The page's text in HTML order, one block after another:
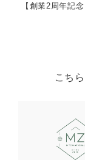
【創業2周年記
こち